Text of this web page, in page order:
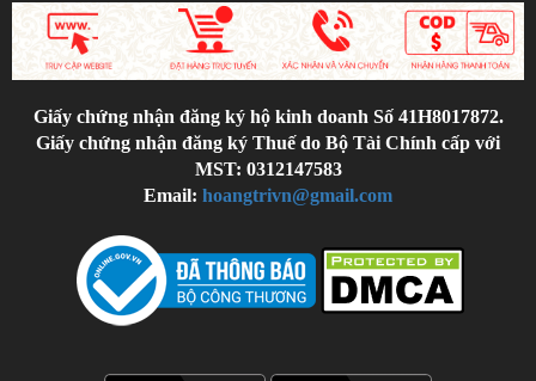
Giấy chứng nhận đăng ký hộ kinh doanh Số 41H8017872.
Giấy chứng nhận đăng ký Thuế do Bộ Tài Chính cấp với
MST: 0312147583
Email: hoangtrivn@gmail.com